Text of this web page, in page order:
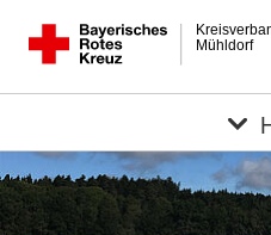
Mühldorf